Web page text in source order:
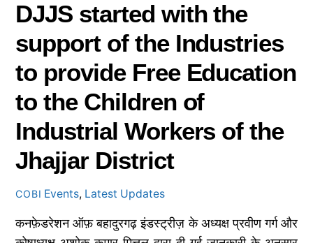
DJJS started with the
support of the Industries
to provide Free Education
to the Children of
Industrial Workers of the
Jhajjar District
COBI Events, Latest Updates
कनफ़ेडरेशन ऑफ़ बहादुरगढ़ इंडस्ट्रीज़ के अध्यक्ष प्रवीण गर्ग और